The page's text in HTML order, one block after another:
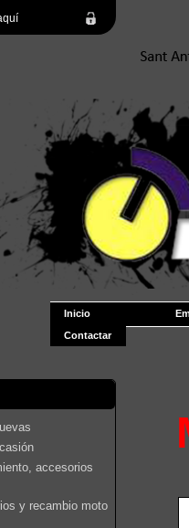
Inicio
Contactar
accesorios
y recambio moto